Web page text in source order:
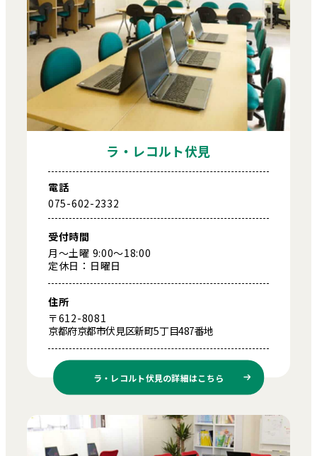
ラ・レコルト伏見
電話
075-602-2332
受付時間
月～土曜 9:00～18:00
定休日：日曜日
住所
〒612-8081
京都府京都市伏見区新町5丁目487番地
ラ・レコルト伏見の詳細はこちら